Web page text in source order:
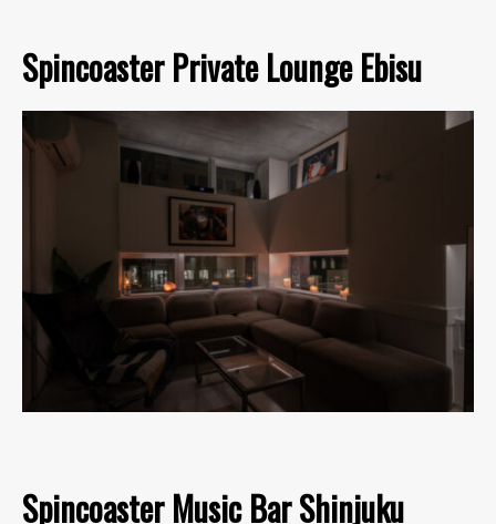
Spincoaster Private Lounge Ebisu
Spincoaster Music Bar Shinjuku